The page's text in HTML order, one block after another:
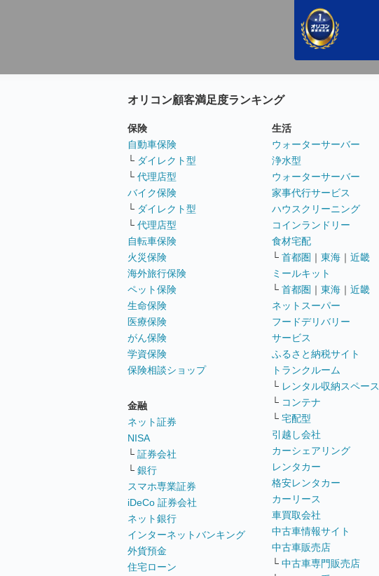
オリコン顧客満足度ランキング
保険
自動車保険
└ ダイレクト型
└ 代理店型
バイク保険
└ ダイレクト型
└ 代理店型
自転車保険
火災保険
海外旅行保険
ペット保険
生命保険
医療保険
がん保険
学資保険
保険相談ショップ
金融
ネット証券
NISA
└ 証券会社
└ 銀行
スマホ専業証券
iDeCo 証券会社
ネット銀行
インターネットバンキング
外貨預金
住宅ローン
生活
ウォーターサーバー
浄水型
ウォーターサーバー
家事代行サービス
ハウスクリーニング
コインランドリー
食材宅配
└ 首都圏 ｜ 東海 ｜ 近畿
ミールキット
└ 首都圏 ｜ 東海 ｜ 近畿
ネットスーパー
フードデリバリー
サービス
ふるさと納税サイト
トランクルーム
└ レンタル収納スペース
└ コンテナ
└ 宅配型
引越し会社
カーシェアリング
レンタカー
格安レンタカー
カーリース
車買取会社
中古車情報サイト
中古車販売店
└ 中古車専門販売店